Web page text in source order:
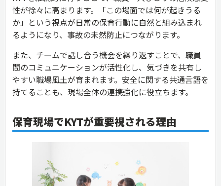
性が徐々に高まります。「この場面では何が起きうる
か」という視点が日常の保育行動に自然と組み込まれ
るようになり、事故の未然防止につながります。
また、チームで話し合う機会を繰り返すことで、職員
間のコミュニケーションが活性化し、気づきを共有し
やすい職場風土が育まれます。安全に関する共通言語を
持てることも、現場全体の連携強化に役立ちます。
保育現場でKYTが重要視される理由